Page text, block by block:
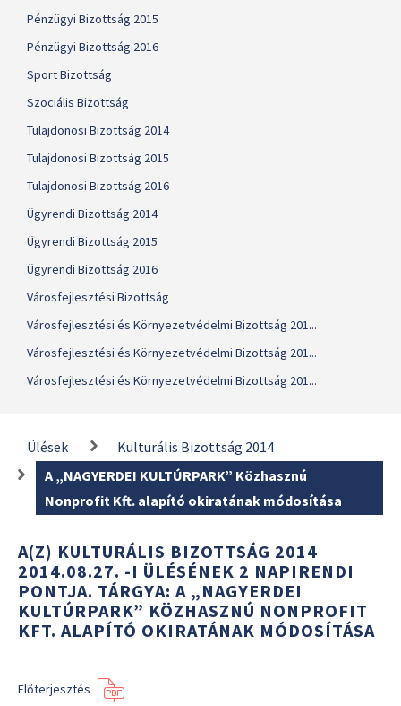
Pénzügyi Bizottság 2015
Pénzügyi Bizottság 2016
Sport Bizottság
Szociális Bizottság
Tulajdonosi Bizottság 2014
Tulajdonosi Bizottság 2015
Tulajdonosi Bizottság 2016
Ügyrendi Bizottság 2014
Ügyrendi Bizottság 2015
Ügyrendi Bizottság 2016
Városfejlesztési Bizottság
Városfejlesztési és Környezetvédelmi Bizottság 201...
Városfejlesztési és Környezetvédelmi Bizottság 201...
Városfejlesztési és Környezetvédelmi Bizottság 201...
Ülések
Kulturális Bizottság 2014
A „NAGYERDEI KULTÚRPARK” Közhasznú
Nonprofit Kft. alapító okiratának módosítása
A(Z) KULTURÁLIS BIZOTTSÁG 2014
2014.08.27. -I ÜLÉSÉNEK 2 NAPIRENDI
PONTJA. TÁRGYA: A „NAGYERDEI
KULTÚRPARK” KÖZHASZNÚ NONPROFIT
KFT. ALAPÍTÓ OKIRATÁNAK MÓDOSÍTÁSA
Előterjesztés